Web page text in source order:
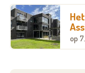
winkels, openbaar
- Extra diensten
maaltijden,
op